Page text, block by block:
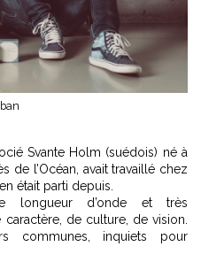
Svante Holm (suédois) né à
de l’Océan, avait travaillé chez
était parti depuis.
longueur d’onde et très
de culture, de vision.
communes, inquiets pour